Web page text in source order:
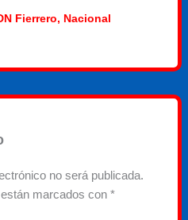
Fierrero, Nacional
no será publicada.
están marcados con*